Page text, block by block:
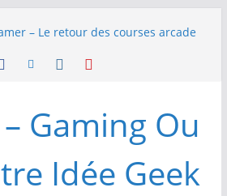
– Le retour des courses arcade
Nouveaux accessoires Turtle Beach X
AES+ : un succès dingue !
: La légende de l’arcade est de
Gaming Ou
Idée Geek